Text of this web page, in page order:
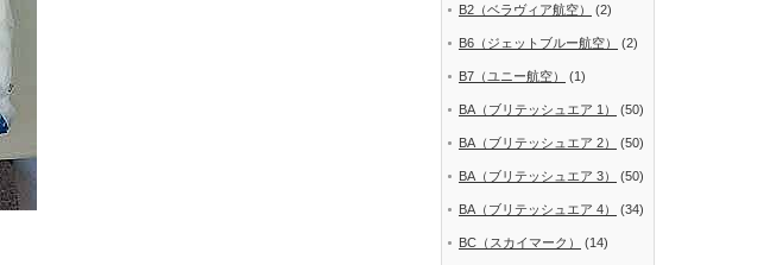
B2（ベラヴィア航空） (2)
B6（ジェットブルー航空） (2)
B7（ユニー航空） (1)
BA（ブリテッシュエア 1） (50)
BA（ブリテッシュエア 2） (50)
BA（ブリテッシュエア 3） (50)
BA（ブリテッシュエア 4） (34)
BC（スカイマーク） (14)